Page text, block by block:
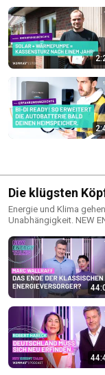
Die klügsten
ENERGY TALK
Energie und Klima
Unabhängigkeit. NEW
Zentrum stehen
Position. Host Sophia
und Reibung nicht
und Komplexes für uns
echte Lösungen
bringen und Antworten
alle - beim Thema
machen wirklich Sinn?
Energiewende
gerade?